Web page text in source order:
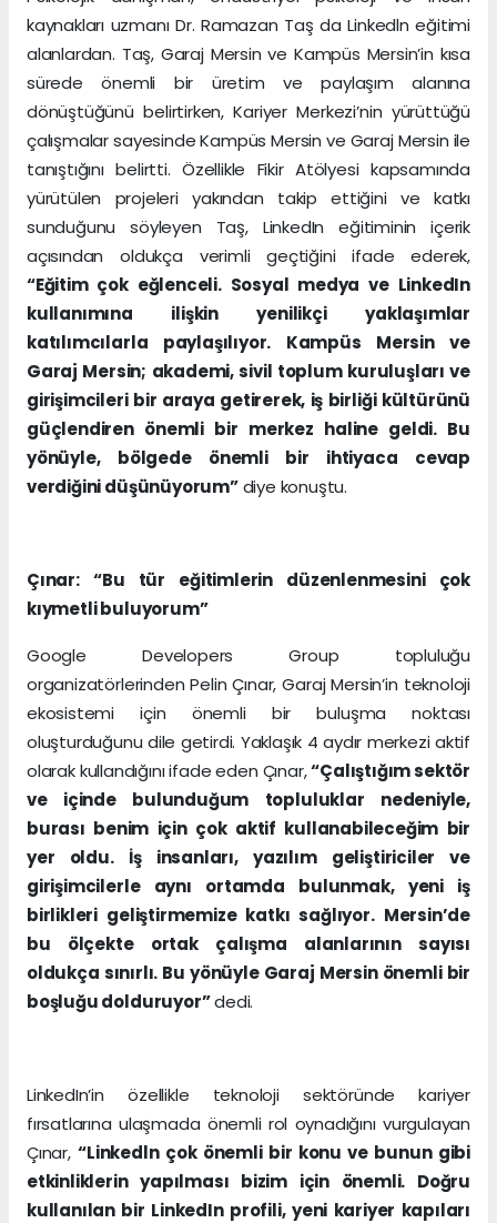
kaynakları uzmanı Dr. Ramazan Taş da Linkedln eğitimi
alanlardan. Taş, Garaj Mersin ve Kampüs Mersin’in kısa
sürede önemli bir üretim ve paylaşım alanına
dönüştüğünü belirtirken, Kariyer Merkezi’nin yürüttüğü
çalışmalar sayesinde Kampüs Mersin ve Garaj Mersin ile
tanıştığını belirtti. Özellikle Fikir Atölyesi kapsamında
yürütülen projeleri yakından takip ettiğini ve katkı
sunduğunu söyleyen Taş, LinkedIn eğitiminin içerik
açısından oldukça verimli geçtiğini ifade ederek,
“Eğitim çok eğlenceli. Sosyal medya ve LinkedIn
kullanımına ilişkin yenilikçi yaklaşımlar
katılımcılarla paylaşılıyor. Kampüs Mersin ve
Garaj Mersin; akademi, sivil toplum kuruluşları ve
girişimcileri bir araya getirerek, iş birliği kültürünü
güçlendiren önemli bir merkez haline geldi. Bu
yönüyle, bölgede önemli bir ihtiyaca cevap
verdiğini düşünüyorum”diye konuştu.
Çınar: “Bu tür eğitimlerin düzenlenmesini çok
kıymetli buluyorum”
Google Developers Group topluluğu
organizatörlerinden Pelin Çınar, Garaj Mersin’in teknoloji
ekosistemi için önemli bir buluşma noktası
oluşturduğunu dile getirdi. Yaklaşık 4 aydır merkezi aktif
olarak kullandığını ifade eden Çınar,“Çalıştığım sektör
ve içinde bulunduğum topluluklar nedeniyle,
burası benim için çok aktif kullanabileceğim bir
yer oldu. İş insanları, yazılım geliştiriciler ve
girişimcilerle aynı ortamda bulunmak, yeni iş
birlikleri geliştirmemize katkı sağlıyor. Mersin’de
bu ölçekte ortak çalışma alanlarının sayısı
oldukça sınırlı. Bu yönüyle Garaj Mersin önemli bir
boşluğu dolduruyor”dedi.
LinkedIn’in özellikle teknoloji sektöründe kariyer
fırsatlarına ulaşmada önemli rol oynadığını vurgulayan
Çınar,“Linkedln çok önemli bir konu ve bunun gibi
etkinliklerin yapılması bizim için önemli. Doğru
kullanılan bir LinkedIn profili, yeni kariyer kapıları